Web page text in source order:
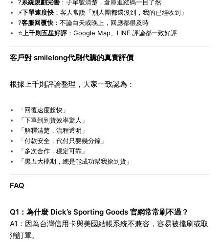
?系統規劃完善：子單號清楚，倉庫追蹤碼一目了然
⚡下單速度快：客人常說「別人團都還沒到，我的已經收到」
?客服回覆快：不論白天或晚上，回應都很及時
⭐上千則五星好評：Google Map、LINE 評論都一致好評
客戶對 smilelong代刷代購的真實評價
根據上千則評論整理，大家一致認為：
「回覆速度超快」
「下單到到貨效率驚人」
「解釋清楚，流程透明」
「付款安全，代付只要幾分鐘」
「多次合作，穩定可靠」
「黑五大檔期，總是能成功幫我搶到貨」
FAQ
Q1 ：為什麼 Dick’s Sporting Goods 官網常常刷不過？
A1：因為台灣信用卡與美國結帳系統不兼容，容易被擋刷或取
消訂單。